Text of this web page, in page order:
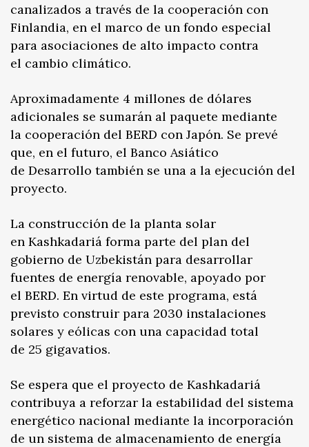
canalizados a través de la cooperación con
Finlandia, en el marco de un fondo especial
para asociaciones de alto impacto contra
el cambio climático.
Aproximadamente 4 millones de dólares
adicionales se sumarán al paquete mediante
la cooperación del BERD con Japón. Se prevé
que, en el futuro, el Banco Asiático
de Desarrollo también se una a la ejecución del
proyecto.
La construcción de la planta solar
en Kashkadariá forma parte del plan del
gobierno de Uzbekistán para desarrollar
fuentes de energía renovable, apoyado por
el BERD. En virtud de este programa, está
previsto construir para 2030 instalaciones
solares y eólicas con una capacidad total
de 25 gigavatios.
Se espera que el proyecto de Kashkadariá
contribuya a reforzar la estabilidad del sistema
energético nacional mediante la incorporación
de un sistema de almacenamiento de energía